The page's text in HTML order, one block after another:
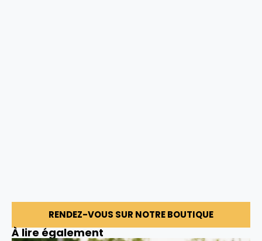
RENDEZ-VOUS SUR NOTRE BOUTIQUE
À lire également